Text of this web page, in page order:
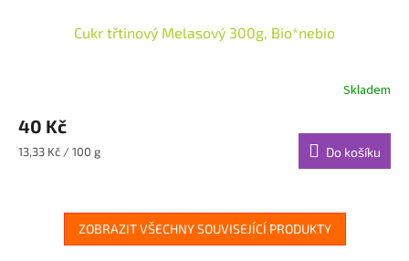
Cukr třtinový Melasový 300g, Bio*nebio
Skladem
40 Kč
Měrná
13,33 Kč / 100 g Do košíku
ZOBRAZIT VŠECHNY SOUVISEJÍCÍ PRODUKTY